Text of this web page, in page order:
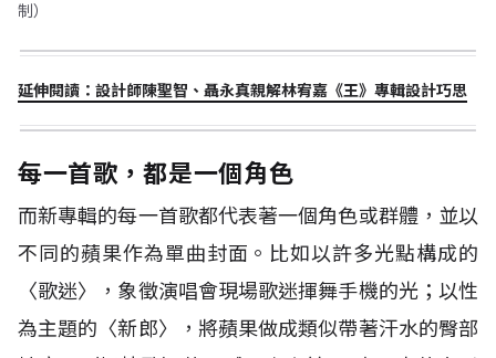
制）
延伸閱讀：設計師陳聖智、聶永真親解林宥嘉《王》專輯設計巧思
每一首歌，都是一個角色
而新專輯的每一首歌都代表著一個角色或群體，並以
不同的蘋果作為單曲封面。比如以許多光點構成的
〈歌迷〉，象徵演唱會現場歌迷揮舞手機的光；以性
為主題的〈新郎〉，將蘋果做成類似帶著汗水的臀部